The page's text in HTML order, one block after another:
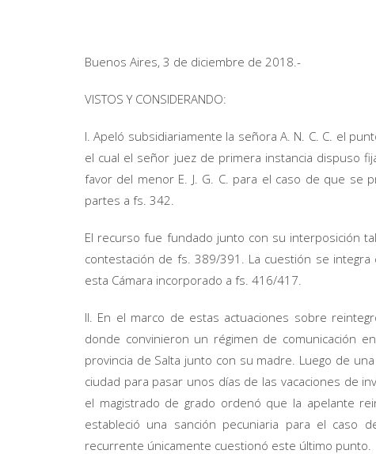
Buenos Aires, 3 de diciembre de 2018.-
VISTOS Y CONSIDERANDO:
I. Apeló subsidiariamente la señora A. N. C. C. el
el cual el señor juez de primera instancia dispuso
favor del menor E. J. G. C. para el caso de que se
partes a fs. 342.
El recurso fue fundado junto con su interposición
contestación de fs. 389/391. La cuestión se
esta Cámara incorporado a fs. 416/417.
II. En el marco de estas actuaciones sobre
donde convinieron un régimen de comunicación
provincia de Salta junto con su madre. Luego de
ciudad para pasar unos días de las vacaciones de
el magistrado de grado ordenó que la apelante
estableció una sanción pecuniaria para el caso
recurrente únicamente cuestionó este último punto.